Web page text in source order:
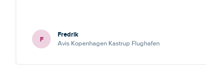
F Fredrik
Avis Kopenhagen Kastrup Flughafen